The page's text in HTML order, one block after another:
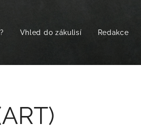
Vhled do zákulisí Redakce